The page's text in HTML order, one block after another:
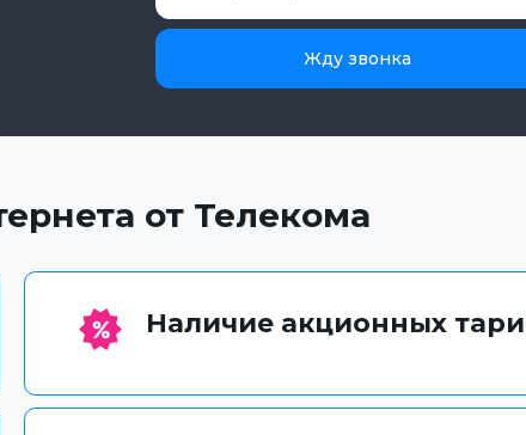
Жду звонка
от Телекома
Наличие акционных